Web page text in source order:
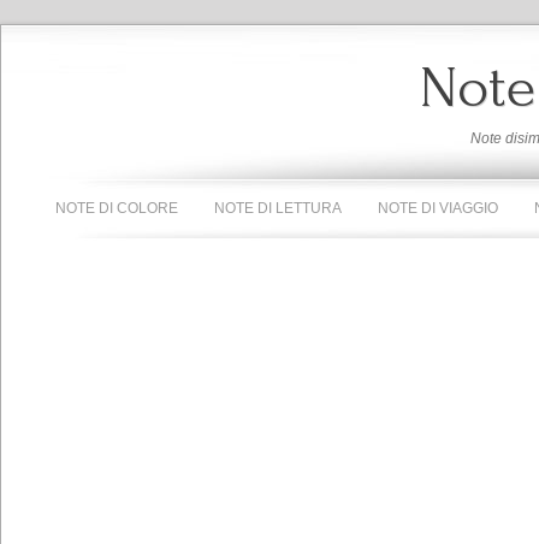
Note
NOTE DI COLORE NOTE DI LETTURA NOTE DI VIAGGIO